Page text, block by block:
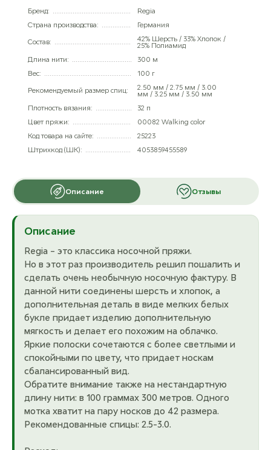
Бренд:
Regia
Страна производства:
Германия
Состав:
42% Шерсть / 33% Хлопок /
25% Полиамид
Длина нити:
300 м
Вес:
100 г
Рекомендуемый размер спиц:
2.50 мм / 2.75 мм / 3.00
мм / 3.25 мм / 3.50 мм
Плотность вязания:
32 п
Цвет пряжи:
00082 Walking color
Код товара на сайте:
25223
Штрихкод (ШК):
4053859455589
Описание Отзывы
Описание
Regia – это классика носочной пряжи.
Но в этот раз производитель решил пошалить и
сделать очень необычную носочную фактуру. В
данной нити соединены шерсть и хлопок, а
дополнительная деталь в виде мелких белых
букле придает изделию дополнительную
мягкость и делает его похожим на облачко.
Яркие полоски сочетаются с более светлыми и
спокойными по цвету, что придает носкам
сбалансированный вид.
Обратите внимание также на нестандартную
длину нити: в 100 граммах 300 метров. Одного
мотка хватит на пару носков до 42 размера.
Рекомендованные спицы: 2.5-3.0.